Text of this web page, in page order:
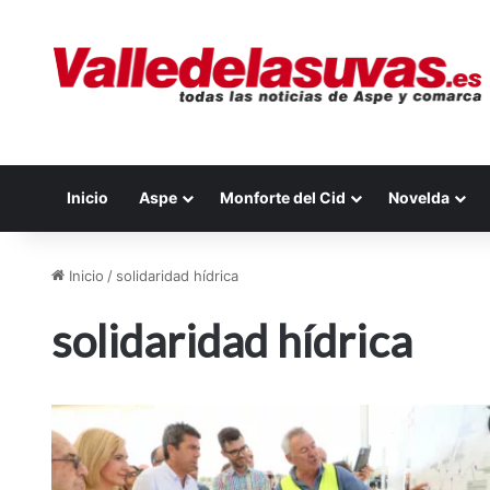
Inicio Aspe Monforte del Cid Novelda
Inicio / solidaridad hídrica
solidaridad hídrica